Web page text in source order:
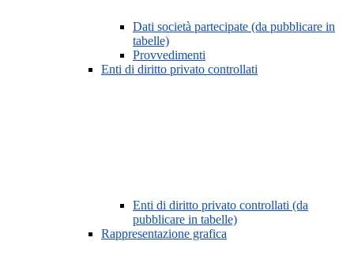
Dati società partecipate (da pubblicare in
tabelle)
Provvedimenti
Enti di diritto privato controllati
Enti di diritto privato controllati (da
pubblicare in tabelle)
Rappresentazione grafica